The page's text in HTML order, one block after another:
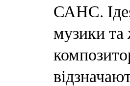
САНС.
музики та